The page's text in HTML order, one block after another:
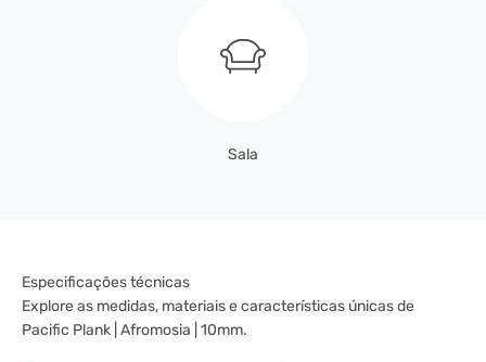
Sala
Especificações técnicas
Explore as medidas, materiais e características únicas de
Pacific Plank | Afromosia | 10mm.